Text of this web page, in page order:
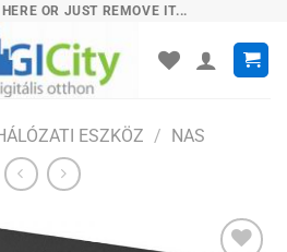
OR JUST REMOVE IT...
ESZKÖZ / NAS